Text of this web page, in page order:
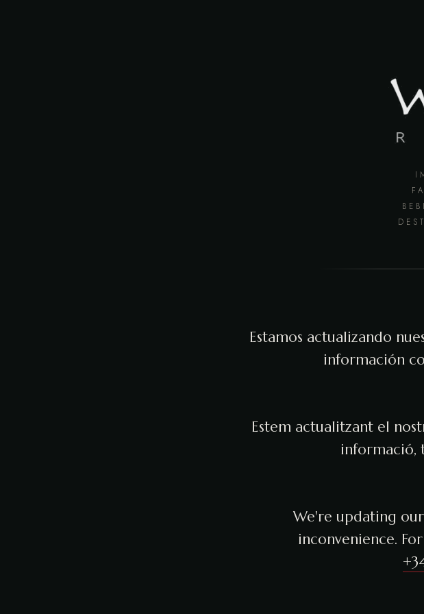
Estamos actualizando
información
Estem actualitzant el
informació,
We're updating
inconvenience.